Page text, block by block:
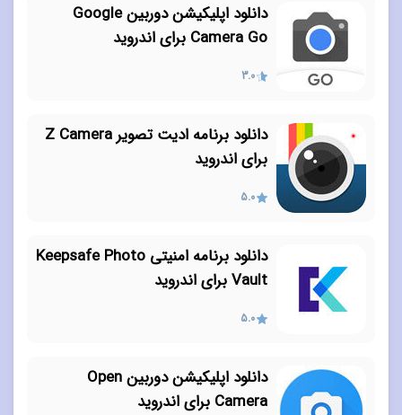
دانلود اپلیکیشن دوربین Google
Camera Go برای اندروید
3.0
دانلود برنامه ادیت تصویر Z Camera
برای اندروید
5.0
دانلود برنامه امنیتی Keepsafe Photo
Vault برای اندروید
5.0
دانلود اپلیکیشن دوربین Open
Camera برای اندروید